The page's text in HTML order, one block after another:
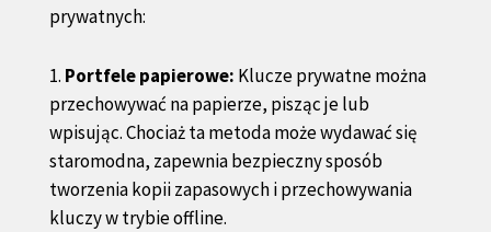
prywatnych:
Portfele papierowe: Klucze prywatne można
przechowywać na papierze, pisząc je lub
wpisując. Chociaż ta metoda może wydawać się
staromodna, zapewnia bezpieczny sposób
tworzenia kopii zapasowych i przechowywania
kluczy w trybie offline.